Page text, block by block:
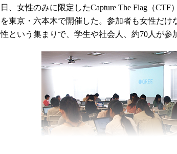
日、女性のみに限定したCapture The Flag（CTF
を東京・六本木で開催した。参加者も女性だ
性という集まりで、学生や社会人、約70人が参